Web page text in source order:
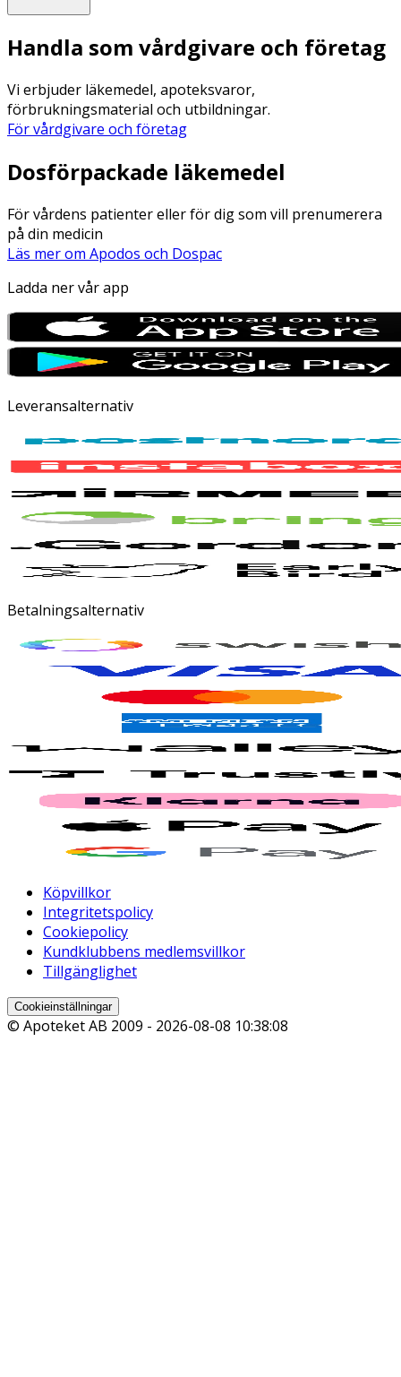
Handla som vårdgivare och företag
Vi erbjuder läkemedel, apoteksvaror,
förbrukningsmaterial och utbildningar.
För vårdgivare och företag
Dosförpackade läkemedel
För vårdens patienter eller för dig som vill prenumerera
på din medicin
Läs mer om Apodos och Dospac
Ladda ner vår app
Leveransalternativ
Betalningsalternativ
Köpvillkor
Integritetspolicy
Cookiepolicy
Kundklubbens medlemsvillkor
Tillgänglighet
Cookieinställningar
© Apoteket AB 2009 - 2026-08-08 10:38:08